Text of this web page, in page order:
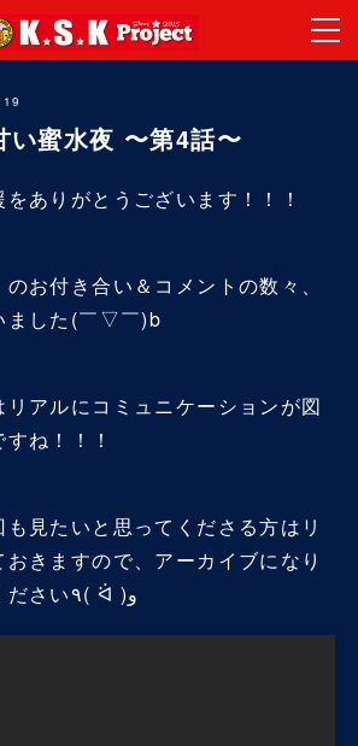
蜜水夜 〜第4話〜
ありがとうございます！！！
お付き合い＆コメントの数々、
ました(￣▽￣)b
アルにコミュニケーションが図
ね！！！
見たいと思ってくださる方はリ
きますので、アーカイブになり
ますがお楽しみください٩( ᐛ )و